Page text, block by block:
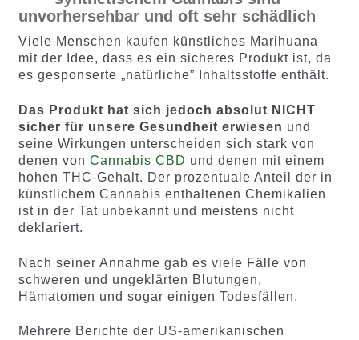
unvorhersehbar und oft sehr schädlich
Viele Menschen kaufen künstliches Marihuana
mit der Idee, dass es ein sicheres Produkt ist, da
es gesponserte „natürliche” Inhaltsstoffe enthält.
Das Produkt hat sich jedoch absolut NICHT
sicher für unsere Gesundheit erwiesen und
seine Wirkungen unterscheiden sich stark von
denen von Cannabis CBD und denen mit einem
hohen THC-Gehalt. Der prozentuale Anteil der in
künstlichem Cannabis enthaltenen Chemikalien
ist in der Tat unbekannt und meistens nicht
deklariert.
Nach seiner Annahme gab es viele Fälle von
schweren und ungeklärten Blutungen,
Hämatomen und sogar einigen Todesfällen.
Mehrere Berichte der US-amerikanischen